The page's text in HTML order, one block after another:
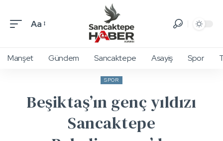
Aa
Manşet Gündem Sancaktepe Asayiş Spor
SPOR
Beşiktaş’ın genç yıldızı
Sancaktepe